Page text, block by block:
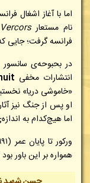
اما با آغاز اشغال
نام مستعارVercors
فرانسه گرفت؛ جایی
در بحبوحه‌ی سانسور
انتشارات مخفی
«خاموشی دریا»
او پس از جنگ نیز
اما هیچ‌کدام به
همواره بر این باور